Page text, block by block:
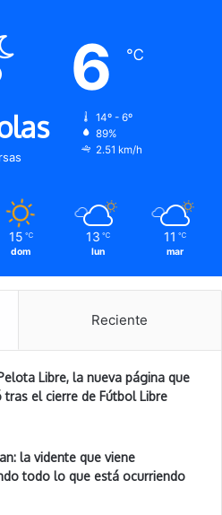
6 ℃
14º - 6º
89%
2.51 km/h
15 ℃
dom
13 ℃
lun
11 ℃
mar
Reciente
Libre, la nueva página que
tras el cierre de Fútbol Libre
la vidente que viene
todo lo que está ocurriendo